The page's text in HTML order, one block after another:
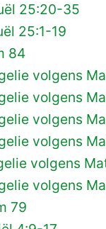
25:20-35
25:1-19
84
volgens
volgens
volgens
volgens
volgens
volgens
79